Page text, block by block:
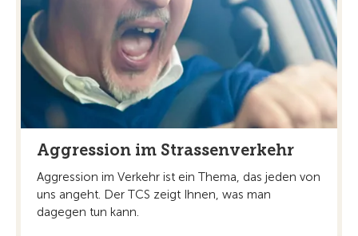
Aggression im Strassenverkehr
Aggression im Verkehr ist ein Thema, das jeden von
uns angeht. Der TCS zeigt Ihnen, was man
dagegen tun kann.